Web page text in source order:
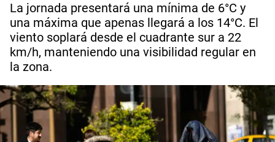
La jornada presentará una mínima de 6°C y
una máxima que apenas llegará a los 14°C. El
viento soplará desde el cuadrante sur a 22
km/h, manteniendo una visibilidad regular en
la zona.